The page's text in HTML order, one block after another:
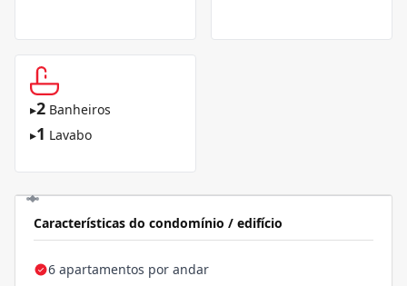
▸2 Banheiros
▸1 Lavabo
Características do condomínio / edifício
6 apartamentos por andar